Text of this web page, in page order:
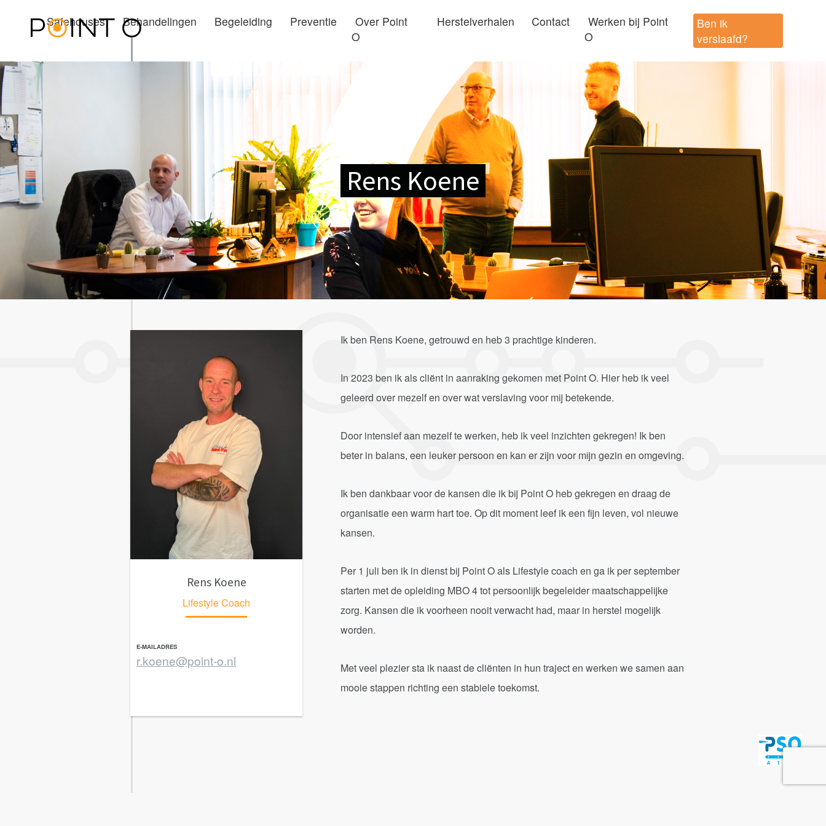
Safehouses Behandelingen Begeleiding Preventie
Over Point
O
Herstelverhalen Contact
Werken bij Point
O
Ben ik
verslaafd?
Rens Koene
Rens Koene
Lifestyle Coach
E-MAILADRES
r.koene@point-o.nl
Ik ben Rens Koene, getrouwd en heb 3 prachtige kinderen.
In 2023 ben ik als cliënt in aanraking gekomen met Point O. Hier heb ik veel
geleerd over mezelf en over wat verslaving voor mij betekende.
Door intensief aan mezelf te werken, heb ik veel inzichten gekregen! Ik ben
beter in balans, een leuker persoon en kan er zijn voor mijn gezin en omgeving.
Ik ben dankbaar voor de kansen die ik bij Point O heb gekregen en draag de
organisatie een warm hart toe. Op dit moment leef ik een fijn leven, vol nieuwe
kansen.
Per 1 juli ben ik in dienst bij Point O als Lifestyle coach en ga ik per september
starten met de opleiding MBO 4 tot persoonlijk begeleider maatschappelijke
zorg. Kansen die ik voorheen nooit verwacht had, maar in herstel mogelijk
worden.
Met veel plezier sta ik naast de cliënten in hun traject en werken we samen aan
mooie stappen richting een stabiele toekomst.